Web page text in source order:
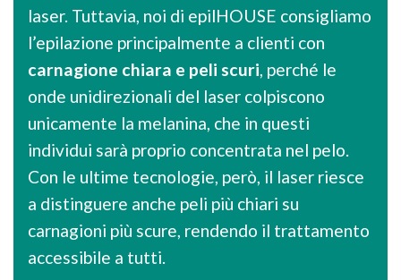
laser. Tuttavia, noi di epilHOUSE consigliamo
l’epilazione principalmente a clienti con
carnagione chiara e peli scuri, perché le
onde unidirezionali del laser colpiscono
unicamente la melanina, che in questi
individui sarà proprio concentrata nel pelo.
Con le ultime tecnologie, però, il laser riesce
a distinguere anche peli più chiari su
carnagioni più scure, rendendo il trattamento
accessibile a tutti.